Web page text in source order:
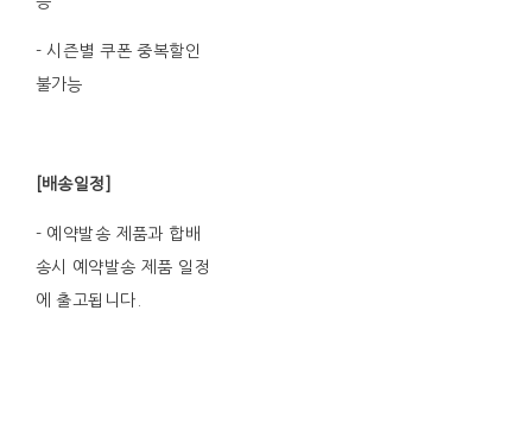
- 시즌별 쿠폰 중복할인
불가능
[배송일정]
- 예약발송 제품과 합배
송시 예약발송 제품 일정
에 출고됩니다.